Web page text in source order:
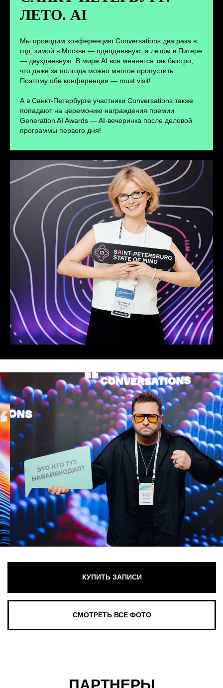
ЛЕТО. AI
Мы проводим конференцию Conversations два раза в
год: зимой в Москве — однодневную, а летом в Питере
— двухдневную. В мире AI все меняется так быстро,
что даже за полгода можно многое пропустить.
Поэтому обе конференции — must visit!
А в Санкт-Петербурге участники Conversations также
попадают на церемонию награждения премии
Generation AI Awards — AI-вечеринка после деловой
программы первого дня!